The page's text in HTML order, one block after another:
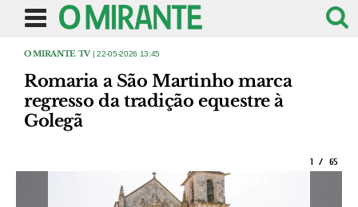
O MIRANTE TV | 22-05-2026 13:45
Romaria a São Martinho marca
regresso da tradição equestre à
Golegã
1 / 65